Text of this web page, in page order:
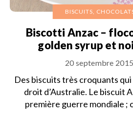
BISCUITS,
Biscotti Anzac –
golden syrup et
20 septembre 2015
Des biscuits très croquants
droit d’Australie. Le biscuit
première guerre mondiale ;